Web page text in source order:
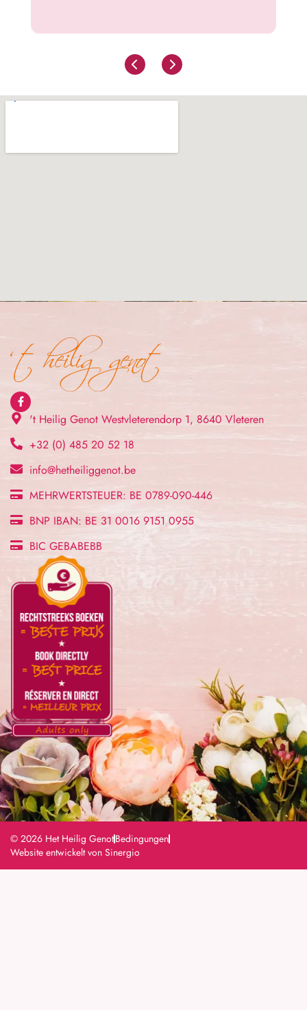
't Heilig Genot Westvleterendorp 1, 8640 Vleteren
+32 (0) 485 20 52 18
info@hetheiliggenot.be
MEHRWERTSTEUER: BE 0789-090-446
BNP IBAN: BE 31 0016 9151 0955
BIC GEBABEBB
© 2026 Het Heilig GenotBedingungen
Website entwickelt von Sinergio